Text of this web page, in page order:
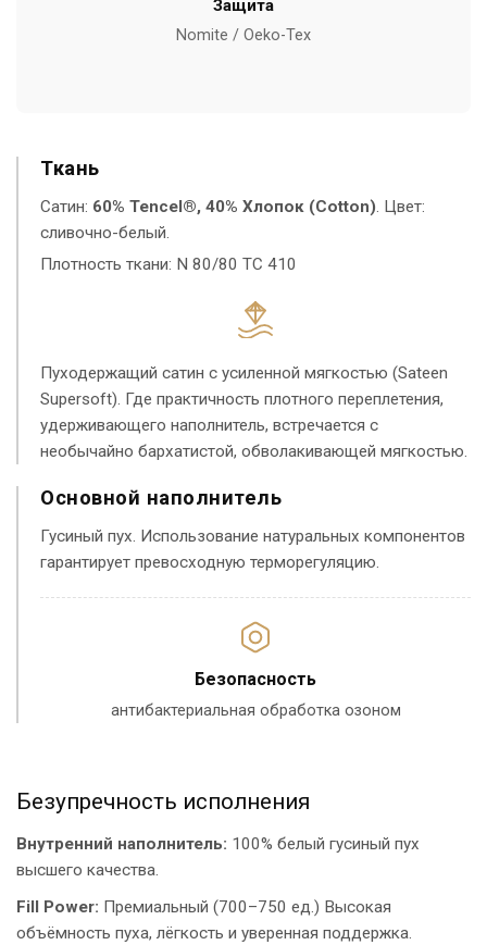
Защита
Nomite / Oeko-Tex
Ткань
Сатин: 60% Tencel®, 40% Хлопок (Cotton). Цвет:
сливочно-белый.
Плотность ткани: N 80/80 TC 410
Пуходержащий сатин с усиленной мягкостью (Sateen
Supersoft). Где практичность плотного переплетения,
удерживающего наполнитель, встречается с
необычайно бархатистой, обволакивающей мягкостью.
Основной наполнитель
Гусиный пух. Использование натуральных компонентов
гарантирует превосходную терморегуляцию.
Безопасность
антибактериальная обработка озоном
Безупречность исполнения
Внутренний наполнитель: 100% белый гусиный пух
высшего качества.
Fill Power: Премиальный (700–750 ед.) Высокая
объёмность пуха, лёгкость и уверенная поддержка.